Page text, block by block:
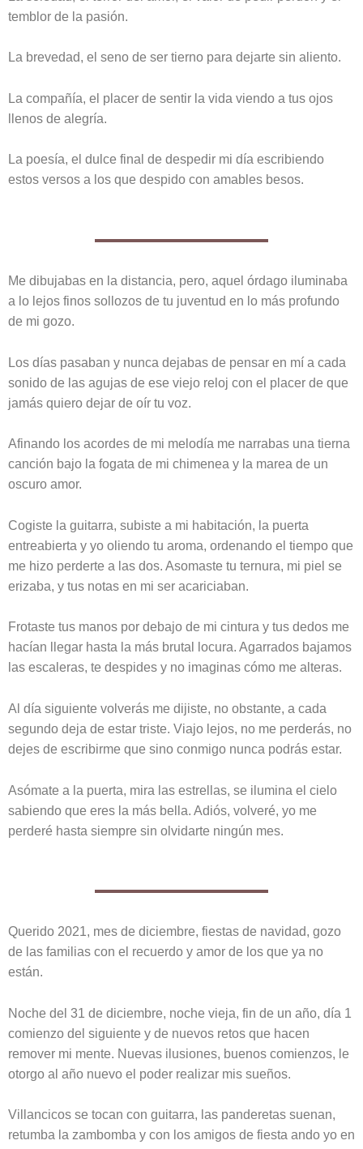
temblor de la pasión.
La brevedad, el seno de ser tierno para dejarte sin aliento.
La compañía, el placer de sentir la vida viendo a tus ojos
llenos de alegría.
La poesía, el dulce final de despedir mi día escribiendo
estos versos a los que despido con amables besos.
Me dibujabas en la distancia, pero, aquel órdago iluminaba
a lo lejos finos sollozos de tu juventud en lo más profundo
de mi gozo.
Los días pasaban y nunca dejabas de pensar en mí a cada
sonido de las agujas de ese viejo reloj con el placer de que
jamás quiero dejar de oír tu voz.
Afinando los acordes de mi melodía me narrabas una tierna
canción bajo la fogata de mi chimenea y la marea de un
oscuro amor.
Cogiste la guitarra, subiste a mi habitación, la puerta
entreabierta y yo oliendo tu aroma, ordenando el tiempo que
me hizo perderte a las dos. Asomaste tu ternura, mi piel se
erizaba, y tus notas en mi ser acariciaban.
Frotaste tus manos por debajo de mi cintura y tus dedos me
hacían llegar hasta la más brutal locura. Agarrados bajamos
las escaleras, te despides y no imaginas cómo me alteras.
Al día siguiente volverás me dijiste, no obstante, a cada
segundo deja de estar triste. Viajo lejos, no me perderás, no
dejes de escribirme que sino conmigo nunca podrás estar.
Asómate a la puerta, mira las estrellas, se ilumina el cielo
sabiendo que eres la más bella. Adiós, volveré, yo me
perderé hasta siempre sin olvidarte ningún mes.
Querido 2021, mes de diciembre, fiestas de navidad, gozo
de las familias con el recuerdo y amor de los que ya no
están.
Noche del 31 de diciembre, noche vieja, fin de un año, día 1
comienzo del siguiente y de nuevos retos que hacen
remover mi mente. Nuevas ilusiones, buenos comienzos, le
otorgo al año nuevo el poder realizar mis sueños.
Villancicos se tocan con guitarra, las panderetas suenan,
retumba la zambomba y con los amigos de fiesta ando yo en